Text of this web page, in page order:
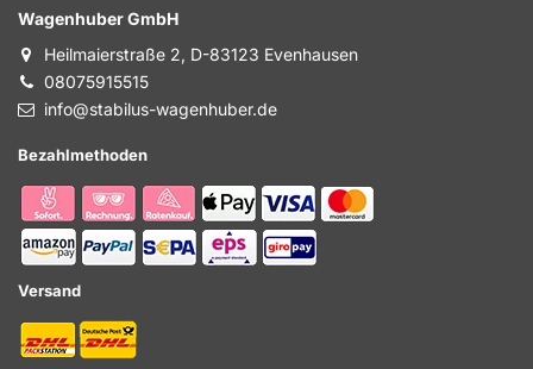
Wagenhuber GmbH
Heilmaierstraße 2, D-83123 Evenhausen
08075915515
info@stabilus-wagenhuber.de
Bezahlmethoden
Versand